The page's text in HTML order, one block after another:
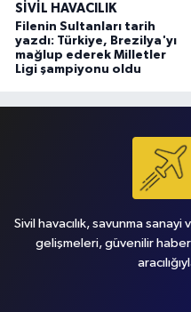
SIVIL HAVACILIK
Filenin Sultanları tarih
yazdı: Türkiye, Brezilya'yı
mağlup ederek Milletler
Ligi şampiyonu oldu
Sivil havacılık, savunma
gelişmeleri, güvenilir